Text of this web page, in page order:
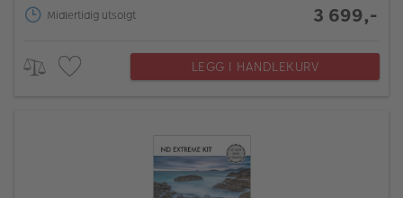
Midlertidig utsolgt 3 699,-
LEGG I HANDLEKURV